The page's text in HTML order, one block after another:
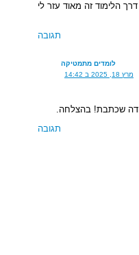
הלימוד זה מאוד עזר לי
תגובה
לומדים מתמטיקה
מרץ 18, 2025 ב 14:42
שכתבת! בהצלחה.
תגובה